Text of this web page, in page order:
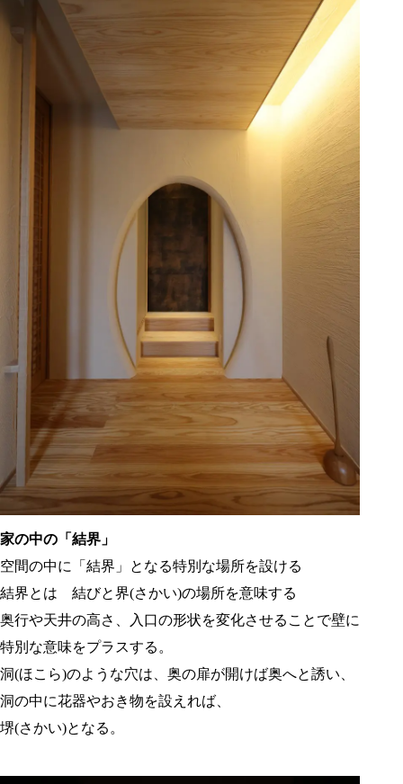
家の中の「結界」
空間の中に「結界」となる特別な場所を設ける
結界とは 結びと界(さかい)の場所を意味する
奥行や天井の高さ、入口の形状を変化させることで壁に
特別な意味をプラスする。
洞(ほこら)のような穴は、奥の扉が開けば奥へと誘い、
洞の中に花器やおき物を設えれば、
堺(さかい)となる。